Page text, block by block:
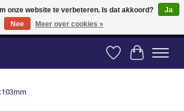
binnen Nederland! Vanaf 100 euro gratis
en Duitsland!
Verlanglijst
onze website te verbeteren. Is dat akkoord?
Ja
Nee
Meer over cookies »